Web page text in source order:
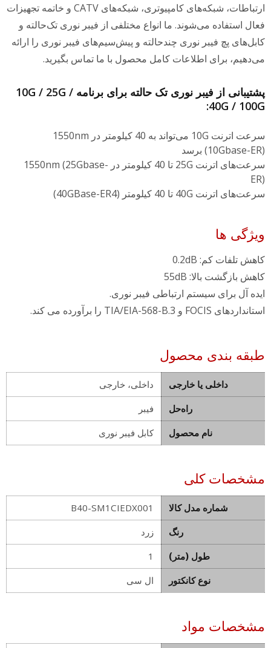
ارتباطات، شبکه‌های کامپیوتری، شبکه‌های CATV و خاتمه تجهیزات
فعال استفاده می‌شوند. ما انواع مختلفی از فیبر نوری تک‌حالته و
کابل‌های پچ فیبر نوری چندحالته و پیش‌سیم‌های فیبر نوری را ارائه
می‌دهیم، برای اطلاعات کامل محصول با ما تماس بگیرید.
پشتیبانی از فیبر نوری تک حالته برای برنامه 10G / 25G /
40G / 100G:
سرعت اترنت 10G می‌تواند به 40 کیلومتر در 1550nm
(10Gbase-ER) برسد
سرعت‌های اترنت 25G تا 40 کیلومتر در 1550nm (25Gbase-
ER)
سرعت‌های اترنت 40G تا 40 کیلومتر (40GBase-ER4)
ویژگی ها
کاهش تلفات کم: 0.2dB
کاهش بازگشت بالا: 55dB
ایده آل برای سیستم ارتباطی فیبر نوری.
استانداردهای FOCIS و TIA/EIA-568-B.3 را برآورده می کند.
طبقه بندی محصول
داخلی یا خارجی
داخلی، خارجی
راه‌حل
فیبر
نام محصول
کابل فیبر نوری
مشخصات کلی
شماره مدل کالا
B40-SM1CIEDX001
رنگ
زرد
طول (متر)
1
نوع کانکتور
ال سی
مشخصات مواد